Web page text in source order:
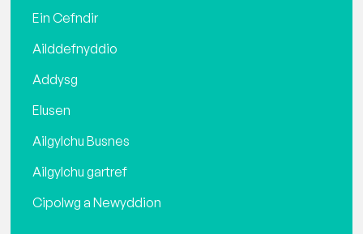
Ein Cefndir
Ailddefnyddio
Addysg
Elusen
Ailgylchu Busnes
Ailgylchu gartref
Cipolwg a Newyddion